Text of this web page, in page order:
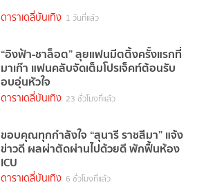
ดาราเดลี่บันเทิง 1 วันที่แล้ว
“อิงฟ้า-ชาล็อต” ลุยแฟนมีตติ้งครั้งแรกที่
มาเก๊า แฟนคลับจัดเต็มโปรเจ็คท์ต้อนรับ
อบอุ่นหัวใจ
ดาราเดลี่บันเทิง 23 ชั่วโมงที่แล้ว
ขอบคุณทุกกำลังใจ “สุนารี ราชสีมา” แจ้ง
ข่าวดี ผลผ่าตัดผ่านไปด้วยดี พักฟื้นห้อง
ICU
ดาราเดลี่บันเทิง 6 ชั่วโมงที่แล้ว